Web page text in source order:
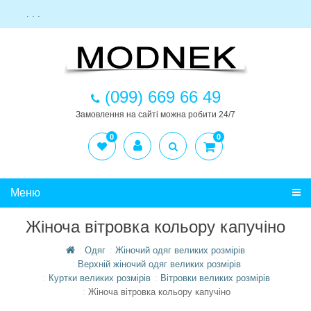
. . .
(099) 669 66 49
Замовлення на сайті можна робити 24/7
0 0
Меню
Жіноча вітровка кольору капучіно
Одяг
Жіночий одяг великих розмірів
Верхній жіночий одяг великих розмірів
Куртки великих розмірів
Вітровки великих розмірів
Жіноча вітровка кольору капучіно